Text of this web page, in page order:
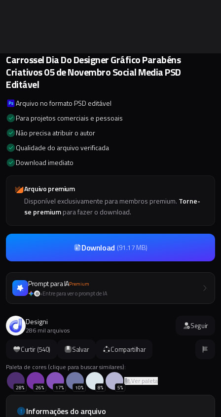
Curtir (540) Salvar Compartilhar
Paleta de cores (clique para buscar similares):
28% 26% 17% 10% 8% 5%
Ver paleta
Informações do arquivo
Carrossel Dia Do Designer Gráfico Parabéns
Criativos 05 de Novembro Social Media PSD
Editável
Arquivo no formato PSD editável
Para projetos comerciais e pessoais
Não precisa atribuir o autor
Qualidade do arquivo verificada
Download imediato
Arquivo premium
Disponível exclusivamente para membros premium. Torne-
se premiumpara fazer o download.
Download (91.17 MB)
Prompt para IAPremium
+Entre para ver o prompt de IA
Designi
286 mil arquivos Seguir